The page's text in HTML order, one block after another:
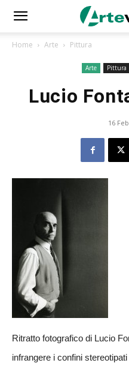
Home Arte Pittura
Arte Pittura
Lucio
16
Ritratto fotografico di Lucio
infrangere i confini